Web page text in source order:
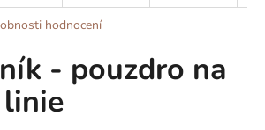
hodnocení
- pouzdro na